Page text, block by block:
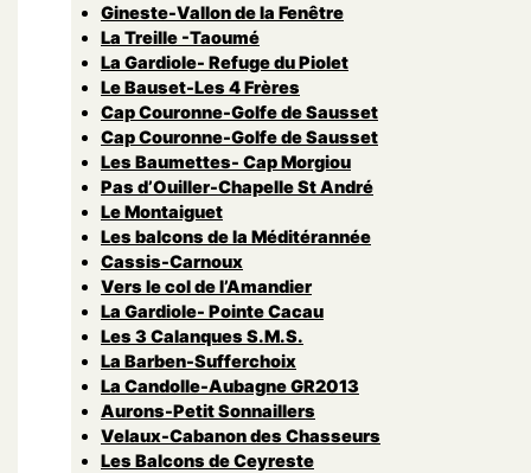
Gineste-Vallon de la Fenêtre
La Treille -Taoumé
La Gardiole- Refuge du Piolet
Le Bauset-Les 4 Frères
Cap Couronne-Golfe de Sausset
Cap Couronne-Golfe de Sausset
Les Baumettes- Cap Morgiou
Pas d’Ouiller-Chapelle St André
Le Montaiguet
Les balcons de la Méditérannée
Cassis-Carnoux
Vers le col de l’Amandier
La Gardiole- Pointe Cacau
Les 3 Calanques S.M.S.
La Barben-Sufferchoix
La Candolle-Aubagne GR2013
Aurons-Petit Sonnaillers
Velaux-Cabanon des Chasseurs
Les Balcons de Ceyreste